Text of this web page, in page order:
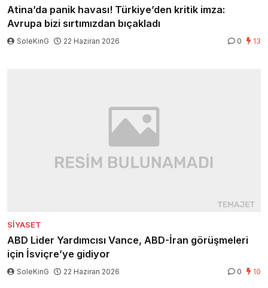
Atina’da panik havası! Türkiye’den kritik imza:
Avrupa bizi sırtımızdan bıçakladı
SoleKinG 22 Haziran 2026 0 13
SIYASET
ABD Lider Yardımcısı Vance, ABD-İran görüşmeleri
için İsviçre’ye gidiyor
SoleKinG 22 Haziran 2026 0 10